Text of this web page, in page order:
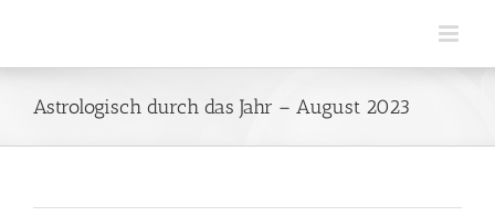
Astrologisch durch das Jahr – August 2023